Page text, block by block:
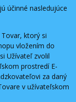
účinné nasledujúce
ktorý si
vložením do
Užívateľ zvolil
prostredí E-
za daný
v užívateľskom